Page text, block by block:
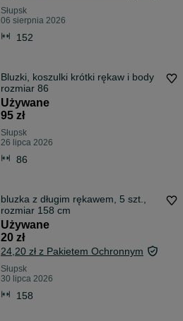
Słupsk
06 sierpnia 2026
152
Bluzki, koszulki krótki rękaw i body
rozmiar 86
Używane
95 zł
Słupsk
26 lipca 2026
86
bluzka z długim rękawem, 5 szt.,
rozmiar 158 cm
Używane
20 zł
24,20 zł z Pakietem Ochronnym
Słupsk
30 lipca 2026
158